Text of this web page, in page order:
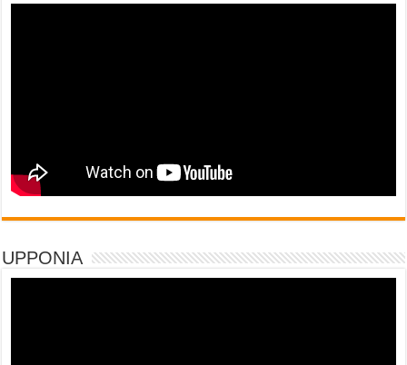
UPPONIA